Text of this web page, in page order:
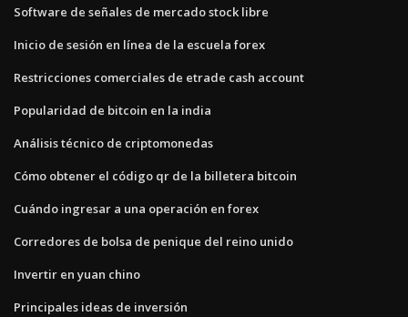
Software de señales de mercado stock libre
Inicio de sesión en línea de la escuela forex
Restricciones comerciales de etrade cash account
Popularidad de bitcoin en la india
Análisis técnico de criptomonedas
Cómo obtener el código qr de la billetera bitcoin
Cuándo ingresar a una operación en forex
Corredores de bolsa de penique del reino unido
Invertir en yuan chino
Principales ideas de inversión